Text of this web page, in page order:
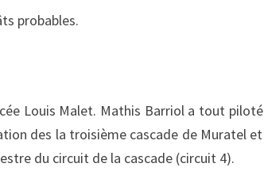
probables.
Louis Malet. Mathis Barriol a tout piloté
des la troisième cascade de Muratel et
du circuit de la cascade (circuit 4).